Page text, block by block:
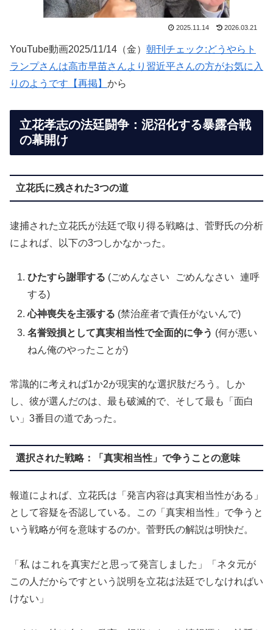
2025.11.14 2026.03.21
YouTube動画2025/11/14（金） 朝刊チェック:どうやらト
ランプさんは高市早苗さんより習近平さんの方がお気に入
りのようです【再掲】 から
立花孝志の法廷闘争：泥沼化する暴露合戦
の幕開け
立花氏に残された3つの道
逮捕された立花氏が法廷で取り得る戦略は、菅野氏の分析
によれば、以下の3つしかなかった。
ひたすら謝罪する (ごめんなさい ごめんなさい 連呼
する)
心神喪失を主張する (禁治産者で責任がないんで)
名誉毀損として真実相当性で全面的に争う (何が悪い
ねん俺のやったことが)
常識的に考えれば1か2が現実的な選択肢だろう。しか
し、彼が選んだのは、最も破滅的で、そして最も「面白
い」3番目の道であった。
選択された戦略：「真実相当性」で争うことの意味
報道によれば、立花氏は「発言内容は真実相当性がある」
として容疑を否認している。この「真実相当性」で争うと
いう戦略が何を意味するのか。菅野氏の解説は明快だ。
「私 はこれを真実だと思って発言しました」「ネタ元が
この人だからですという説明を立花は法廷でしなければい
けない」